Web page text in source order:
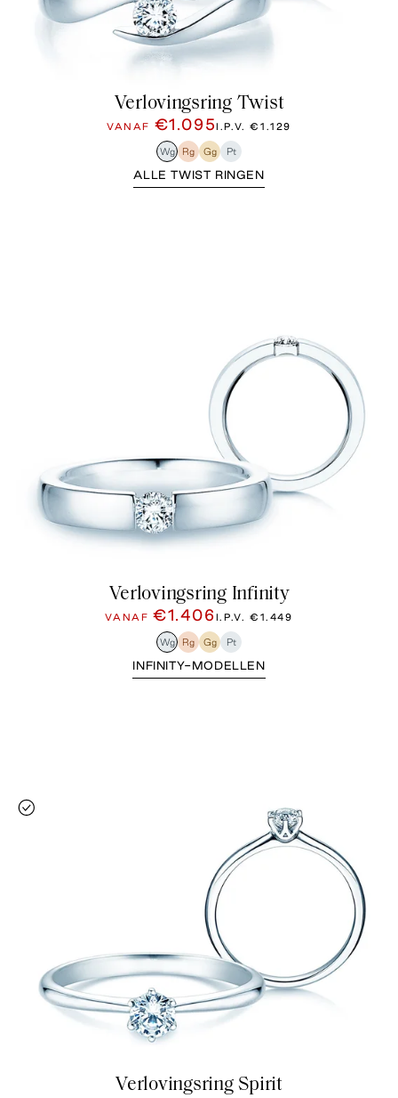
Verlovingsring Twist
VANAF €1.095I.P.V.€1.129
Wg Rg Gg Pt
ALLE TWIST RINGEN
Verlovingsring Infinity
VANAF€1.406 I.P.V. €1.449
Wg Rg Gg Pt
INFINITY-MODELLEN
Verlovingsring Spirit